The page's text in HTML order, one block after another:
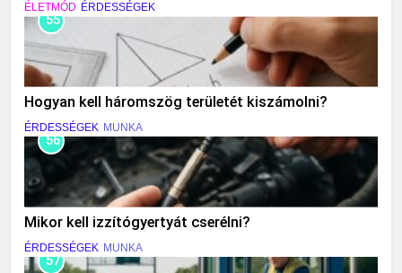
ÉLETMÓD ÉRDESSÉGEK
55
Hogyan kell háromszög területét kiszámolni?
ÉRDESSÉGEK MUNKA
56
Mikor kell izzítógyertyát cserélni?
ÉRDESSÉGEK MUNKA
57